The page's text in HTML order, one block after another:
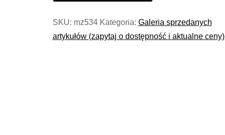
SKU: mz534 Kategoria: Galeria sprzedanych
artykułów (zapytaj o dostępność i aktualne ceny)